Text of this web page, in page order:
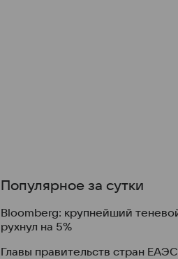
Популярное за сутки
Bloomberg: крупнейший
рухнул на 5%
Главы правительств стран